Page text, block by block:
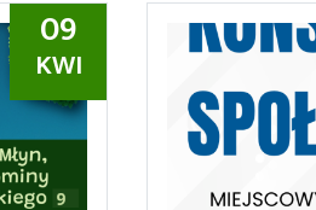
09
KWI